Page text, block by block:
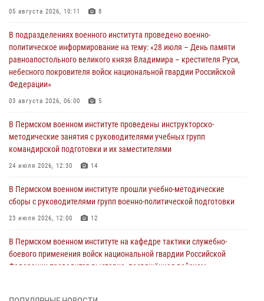
05 августа 2026, 10:11 8
В подразделениях военного института проведено военно-
политическое информирование на тему: «28 июля – День памяти
равноапостольного великого князя Владимира – крестителя Руси,
небесного покровителя войск национальной гвардии Российской
Федерации»
03 августа 2026, 06:00 5
В Пермском военном институте проведены инструкторско-
методические занятия с руководителями учебных групп
командирской подготовки и их заместителями
24 июля 2026, 12:30 14
В Пермском военном институте прошли учебно-методические
сборы с руководителями групп военно-политической подготовки
23 июля 2026, 12:00 12
В Пермском военном институте на кафедре тактики служебно-
боевого применения войск национальной гвардии Российской
Федерации проводится выставка, посвящённая войскам